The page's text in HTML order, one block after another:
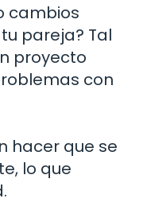
cambios
pareja? Tal
proyecto
con
hacer que se
lo que